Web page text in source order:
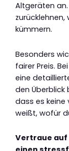
Altgeräten
kümmern.
Besonders
fairer Preis.
eine
den Überblick
dass es
weißt, wofür
Vertraue auf